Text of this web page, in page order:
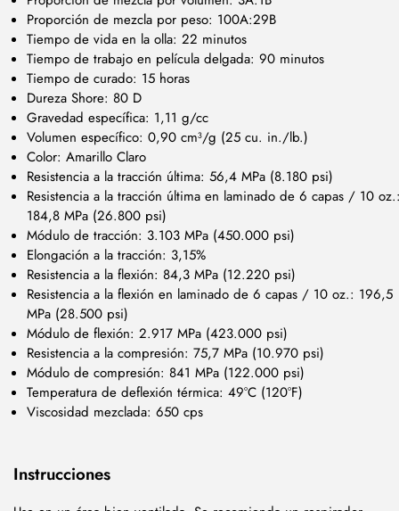
Proporción de mezcla por peso: 100A:29B
Tiempo de vida en la olla: 22 minutos
Tiempo de trabajo en película delgada: 90 minutos
Tiempo de curado: 15 horas
Dureza Shore: 80 D
Gravedad específica: 1,11 g/cc
Volumen específico: 0,90 cm³/g (25 cu. in./lb.)
Color: Amarillo Claro
Resistencia a la tracción última: 56,4 MPa (8.180 psi)
Resistencia a la tracción última en laminado de 6 capas / 10
184,8 MPa (26.800 psi)
Módulo de tracción: 3.103 MPa (450.000 psi)
Elongación a la tracción: 3,15%
Resistencia a la flexión: 84,3 MPa (12.220 psi)
Resistencia a la flexión en laminado de 6 capas / 10 oz.: 196,5
MPa (28.500 psi)
Módulo de flexión: 2.917 MPa (423.000 psi)
Resistencia a la compresión: 75,7 MPa (10.970 psi)
Módulo de compresión: 841 MPa (122.000 psi)
Temperatura de deflexión térmica: 49°C (120°F)
Viscosidad mezclada: 650 cps
Instrucciones